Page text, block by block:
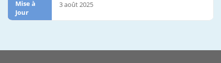
Mise à
Jour
3 août 2025